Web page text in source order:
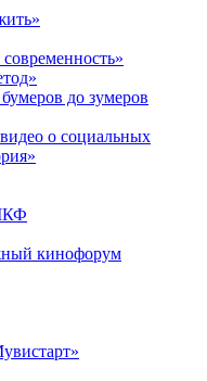
до зумеров
о социальных
кинофорум